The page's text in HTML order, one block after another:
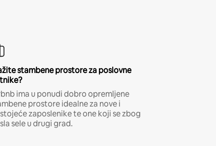
stambene prostore za poslovne
ima u ponudi dobro opremljene
prostore idealne za nove i
zaposlenike te one koji se zbog
sele u drugi grad.